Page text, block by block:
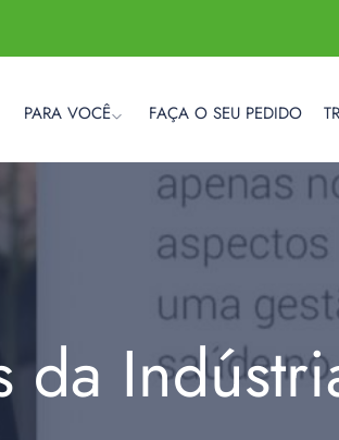
PARA VOCÊ FAÇA O SEU PEDIDO
da